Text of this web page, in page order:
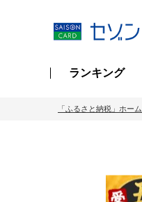
ランキング
「ふるさと納税」ホーム